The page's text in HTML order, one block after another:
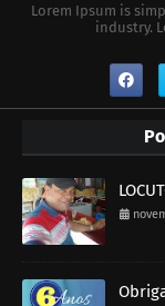
Lorem Ipsum is
industry.